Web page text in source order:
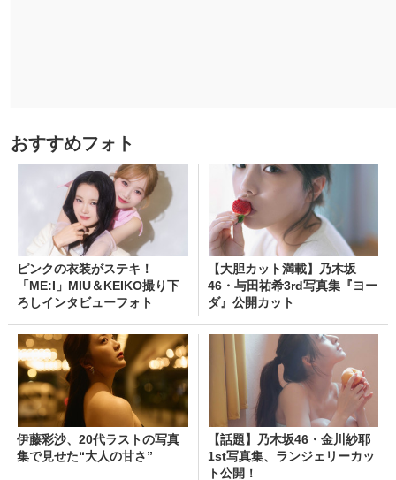
おすすめフォト
ピンクの衣装がステキ！
「ME:I」MIU＆KEIKO撮り下
ろしインタビューフォト
【大胆カット満載】乃木坂
46・与田祐希3rd写真集『ヨー
ダ』公開カット
伊藤彩沙、20代ラストの写真
集で見せた“大人の甘さ”
【話題】乃木坂46・金川紗耶
1st写真集、ランジェリーカッ
ト公開！